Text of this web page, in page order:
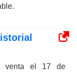
venta el 17 de